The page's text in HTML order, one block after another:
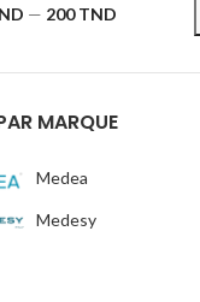
— 200 TND
MARQUE
Medea
Medesy